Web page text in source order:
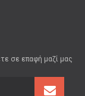
σε επαφή μαζί μας